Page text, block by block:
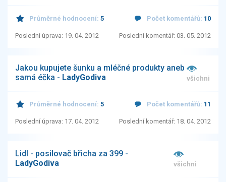
Průměrné hodnocení: 5 Počet komentářů: 10
Poslední úprava: 19. 04. 2012 Poslední komentář: 03. 05. 2012
Jakou kupujete šunku a mléčné produkty aneb
samá éčka - LadyGodiva všichni
Průměrné hodnocení: 5 Počet komentářů: 11
Poslední úprava: 17. 04. 2012 Poslední komentář: 18. 04. 2012
Lidl - posilovač břicha za 399 -
LadyGodiva
všichni